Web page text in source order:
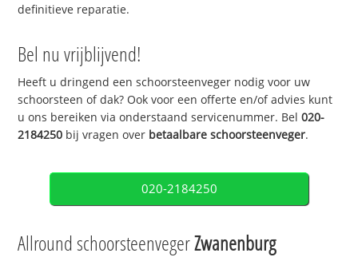
definitieve reparatie.
Bel nu vrijblijvend!
Heeft u dringend een schoorsteenveger nodig voor uw
schoorsteen of dak? Ook voor een offerte en/of advies kunt
u ons bereiken via onderstaand servicenummer. Bel020-
2184250 bij vragen over betaalbare schoorsteenveger.
020-2184250
Allround schoorsteenvegerZwanenburg